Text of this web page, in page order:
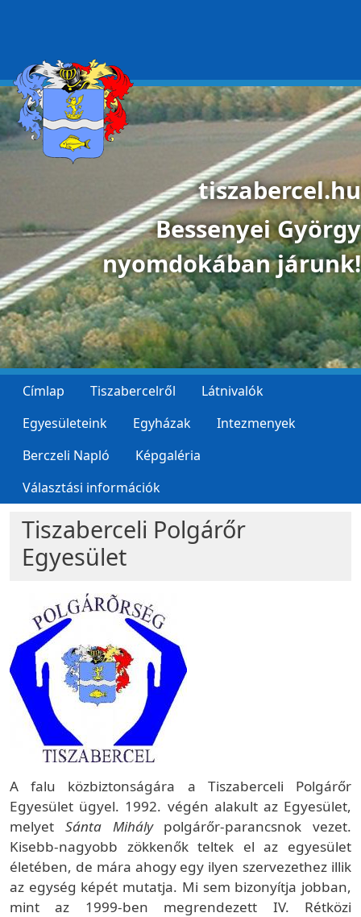
tiszabercel.hu
Bessenyei György
nyomdokában járunk!
Címlap Tiszabercelről
Látnivalók
Egyesületeink
Egyházak
Intezmenyek
Berczeli Napló
Képgaléria
Választási információk
Tiszaberceli Polgárőr
Egyesület
A falu közbiztonságára a Tiszaberceli Polgárőr
Egyesület ügyel. 1992. végén alakult az Egyesület,
melyet Sánta Mihálypolgárőr-parancsnok vezet.
Kisebb-nagyobb zökkenők teltek el az egyesület
életében, de mára ahogy egy ilyen szervezethez illik
az egység képét mutatja. Mi sem bizonyítja jobban,
mint az 1999-ben megrendezett IV. Rétközi